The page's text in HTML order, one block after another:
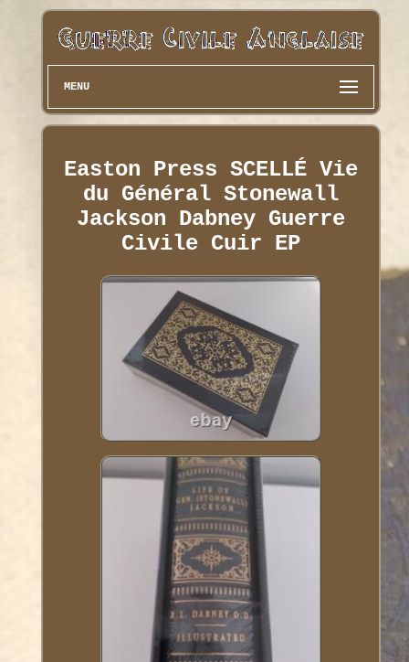
MENU
Easton Press SCELLÉ Vie
du Général Stonewall
Jackson Dabney Guerre
Civile Cuir EP